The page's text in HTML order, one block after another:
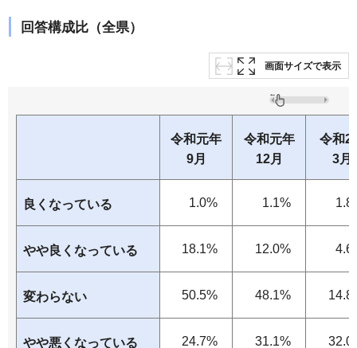
回答構成比（全県）
画面サイズで表示
令和元年
9月
令和元年
12月
令和2
3月
良くなっている 1.0% 1.1%
やや良くなっている 18.1% 12.0%
変わらない 50.5% 48.1%
やや悪くなっている 24.7% 31.1%